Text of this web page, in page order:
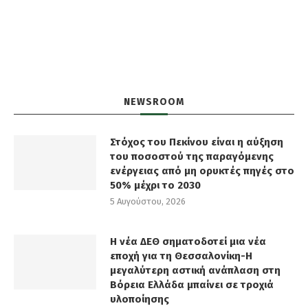
NEWSROOM
Στόχος του Πεκίνου είναι η αύξηση
του ποσοστού της παραγόμενης
ενέργειας από μη ορυκτές πηγές στο
50% μέχρι το 2030
5 Αυγούστου, 2026
Η νέα ΔΕΘ σηματοδοτεί μια νέα
εποχή για τη Θεσσαλονίκη-Η
μεγαλύτερη αστική ανάπλαση στη
Βόρεια Ελλάδα μπαίνει σε τροχιά
υλοποίησης